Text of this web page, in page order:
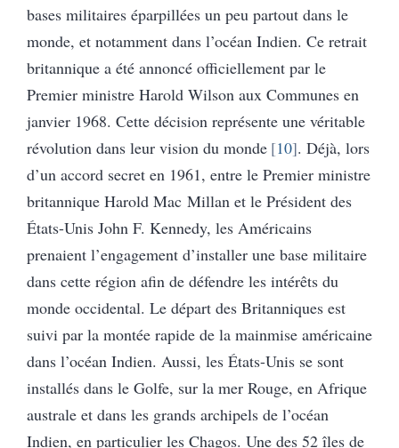
bases militaires éparpillées un peu partout dans le
monde, et notamment dans l’océan Indien. Ce retrait
britannique a été annoncé officiellement par le
Premier ministre Harold Wilson aux Communes en
janvier 1968. Cette décision représente une véritable
révolution dans leur vision du monde 10 . Déjà, lors
d’un accord secret en 1961, entre le Premier ministre
britannique Harold Mac Millan et le Président des
États-Unis John F. Kennedy, les Américains
prenaient l’engagement d’installer une base militaire
dans cette région afin de défendre les intérêts du
monde occidental. Le départ des Britanniques est
suivi par la montée rapide de la mainmise américaine
dans l’océan Indien. Aussi, les États-Unis se sont
installés dans le Golfe, sur la mer Rouge, en Afrique
australe et dans les grands archipels de l’océan
Indien, en particulier les Chagos. Une des 52 îles de